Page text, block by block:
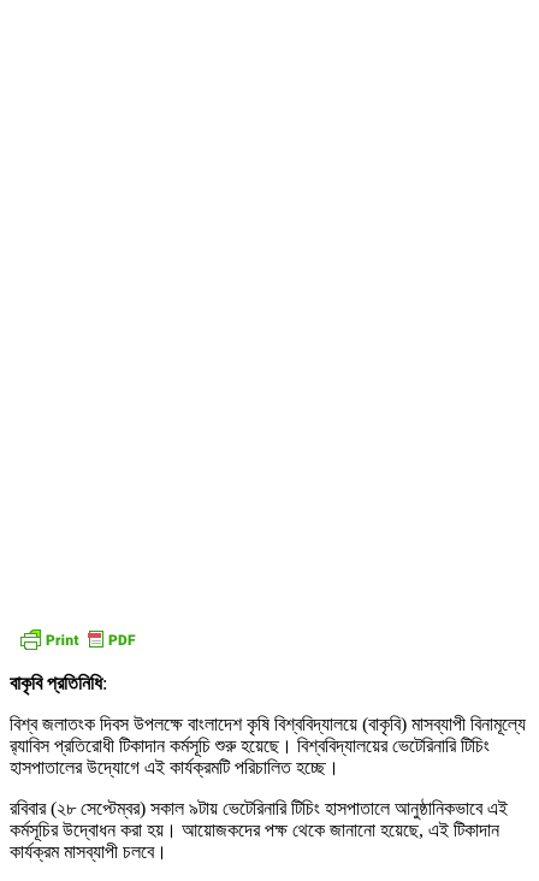
বাকৃবি প্রতিনিধি:
বিশ্ব জলাতংক দিবস উপলক্ষে বাংলাদেশ কৃষি বিশ্ববিদ্যালয়ে (বাকৃবি) মাসব্যাপী বিনামূল্যে
র‍্যাবিস প্রতিরোধী টিকাদান কর্মসূচি শুরু হয়েছে। বিশ্ববিদ্যালয়ের ভেটেরিনারি টিচিং
হাসপাতালের উদ্যোগে এই কার্যক্রমটি পরিচালিত হচ্ছে।
রবিবার (২৮ সেপ্টেম্বর) সকাল ৯টায় ভেটেরিনারি টিচিং হাসপাতালে আনুষ্ঠানিকভাবে এই
কর্মসূচির উদ্বোধন করা হয়। আয়োজকদের পক্ষ থেকে জানানো হয়েছে, এই টিকাদান
কার্যক্রম মাসব্যাপী চলবে।